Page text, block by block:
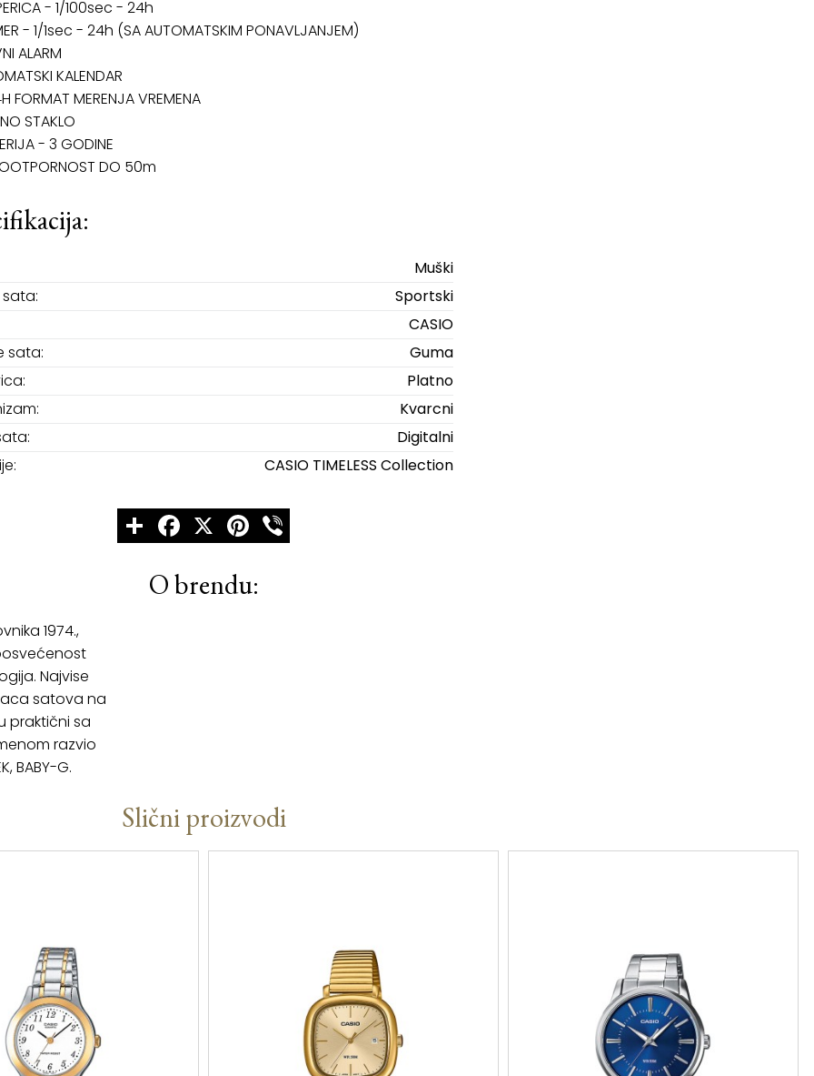
- 1/100sec - 24h
- 1/1sec - 24h (SA AUTOMATSKIM PONAVLJANJEM)
ALARM
KALENDAR
FORMAT MERENJA VREMENA
STAKLO
- 3 GODINE
DO 50m
Muški
Sportski
CASIO
sata:
Guma
Platno
Kvarcni
Digitalni
CASIO TIMELESS Collection
ShareFacebook
X Pinterest
O brendu:
1974.,
Najvise
satova na
praktični sa
razvio
BABY-G.
Slični proizvodi